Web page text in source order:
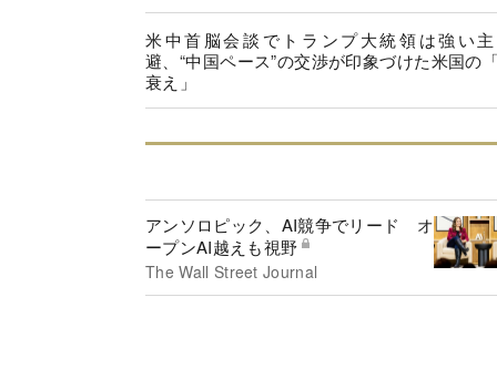
米中首脳会談でトランプ大統領は強い
避、“中国ペース”の交渉が印象づけた米国の
衰え」
アンソロピック、AI競争でリード オ
ープンAI越えも視野
The Wall Street Journal